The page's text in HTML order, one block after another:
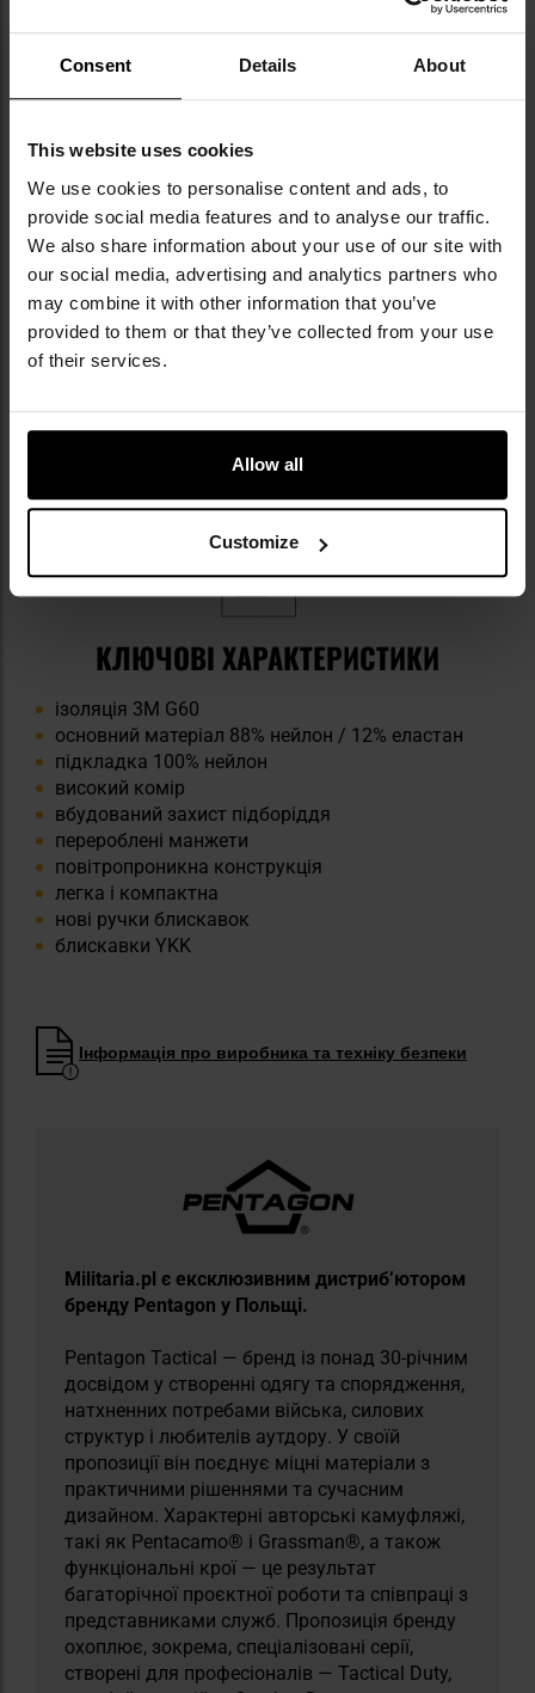
Consent Details About
This website uses cookies
We use cookies to personalise content and ads, to
provide social media features and to analyse our traffic.
We also share information about your use of our site with
our social media, advertising and analytics partners who
may combine it with other information that you’ve
provided to them or that they’ve collected from your use
of their services.
Allow all
Customize
та прилягання до зап'ясть, що
обмежує проникнення холодного повітря
всередину куртки.
ТРИ ПРАКТИЧНІ КИШЕНІ
Модель оснащена трьома кишенями на
блискавках:
одна внутрішня
КЛЮЧОВІ ХАРАКТЕРИСТИКИ
ізоляція 3M G60
основний матеріал 88% нейлон / 12% еластан
підкладка 100% нейлон
високий комір
вбудований захист підборіддя
перероблені манжети
повітропроникна конструкція
легка і компактна
нові ручки блискавок
блискавки YKK
Інформація про виробника та техніку безпеки
Militaria.pl є ексклюзивним дистриб’ютором
бренду Pentagon у Польщі.
Pentagon Tactical — бренд із понад 30-річним
досвідом у створенні одягу та спорядження,
натхненних потребами війська, силових
структур і любителів аутдору. У своїй
пропозиції він поєднує міцні матеріали з
практичними рішеннями та сучасним
дизайном. Характерні авторські камуфляжі,
такі як Pentacamo® і Grassman®, а також
функціональні крої — це результат
багаторічної проєктної роботи та співпраці з
представниками служб. Пропозиція бренду
охоплює, зокрема, спеціалізовані серії,
створені для професіоналів — Tactical Duty,